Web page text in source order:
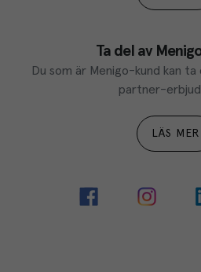
Ta del av
Du som är Menigo-kund kan ta
partner-
LÄS MER